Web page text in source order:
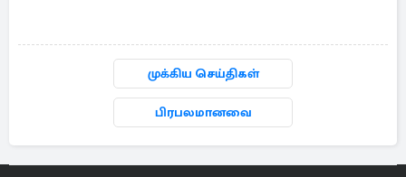
முக்கிய செய்திகள்
பிரபலமானவை